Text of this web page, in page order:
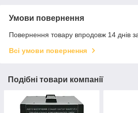
Умови повернення
Повернення товару впродовж 14 днів
Всі умови повернення
Подібні товари компанії